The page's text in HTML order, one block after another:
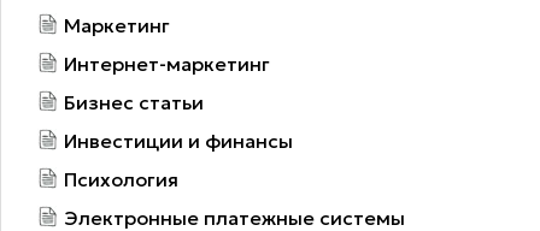
Маркетинг
Интернет-маркетинг
Бизнес статьи
Инвестиции и финансы
Психология
Электронные платежные системы